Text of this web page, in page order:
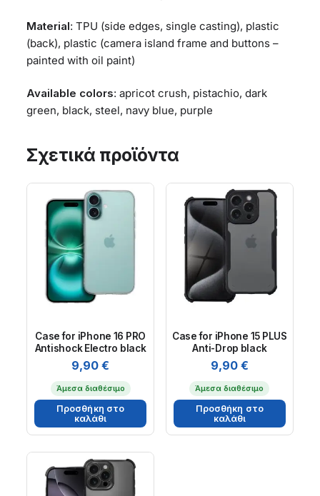
Material: TPU (side edges, single casting), plastic
(back), plastic (camera island frame and buttons –
painted with oil paint)
Available colors: apricot crush, pistachio, dark
green, black, steel, navy blue, purple
Σχετικά προϊόντα
Case for iPhone 16 PRO
Antishock Electro black
9,90€
Άμεσα διαθέσιμο
Προσθήκη στο
καλάθι
Case for iPhone 15 PLUS
Anti-Drop black
9,90 €
Άμεσα διαθέσιμο
Προσθήκη στο
καλάθι